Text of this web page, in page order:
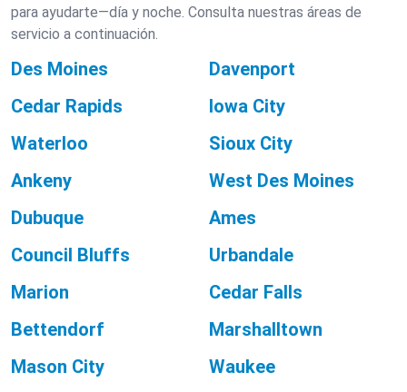
para ayudarte—día y noche. Consulta nuestras áreas de
servicio a continuación.
Des Moines
Davenport
Cedar Rapids
Iowa City
Waterloo
Sioux City
Ankeny
West Des Moines
Dubuque
Ames
Council Bluffs
Urbandale
Marion
Cedar Falls
Bettendorf
Marshalltown
Mason City
Waukee